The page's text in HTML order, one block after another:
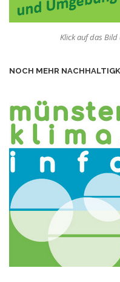
Klick auf das
NOCH MEHR